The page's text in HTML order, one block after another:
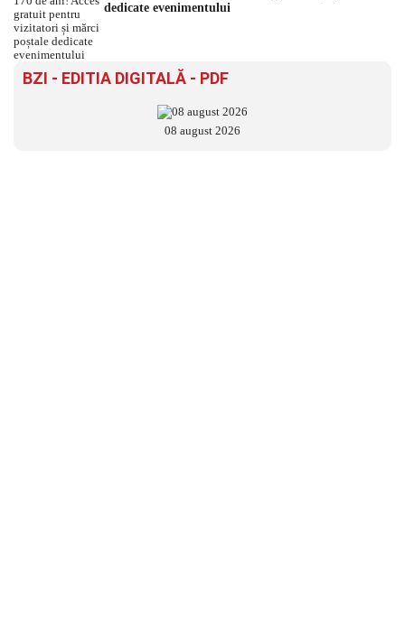
dedicate evenimentului
BZI - EDITIA DIGITALĂ - PDF
08 august 2026